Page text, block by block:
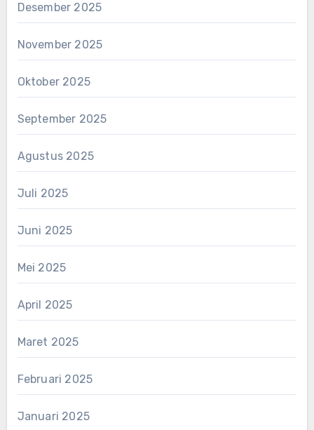
Desember 2025
November 2025
Oktober 2025
September 2025
Agustus 2025
Juli 2025
Juni 2025
Mei 2025
April 2025
Maret 2025
Februari 2025
Januari 2025